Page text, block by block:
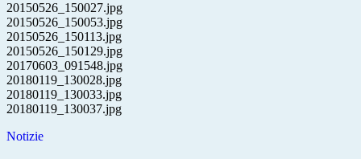
20150526_150027.jpg
20150526_150053.jpg
20150526_150113.jpg
20150526_150129.jpg
20170603_091548.jpg
20180119_130028.jpg
20180119_130033.jpg
20180119_130037.jpg
Notizie